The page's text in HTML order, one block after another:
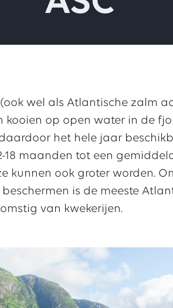
(ook wel als Atlantische zalm
kooien op open water in de
het hele jaar
18 maanden tot een
kunnen ook groter worden.
is de meeste
van kwekerijen.